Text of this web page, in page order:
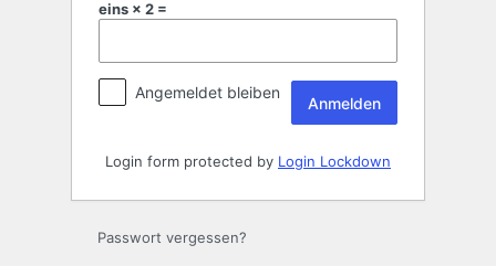
eins × 2 =
Angemeldet bleiben
Login form protected by Login Lockdown
Passwort vergessen?